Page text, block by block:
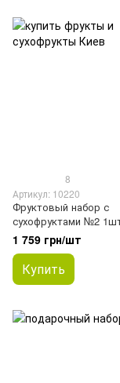
8
Артикул: 10220
Фруктовый набор с
сухофруктами №2
1 759 грн/шт
Купить